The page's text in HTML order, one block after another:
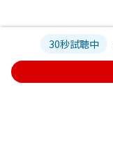
30秒試聴中